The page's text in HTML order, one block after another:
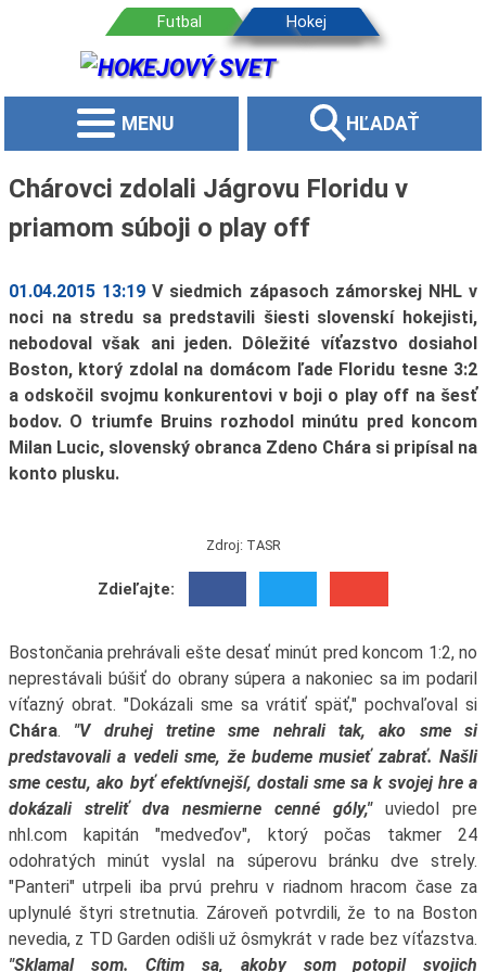
MENU HĽADAŤ
Chárovci zdolali Jágrovu Floridu v
priamom súboji o play off
01.04.2015 13:19 V siedmich zápasoch zámorskej NHL v
noci na stredu sa predstavili šiesti slovenskí hokejisti,
nebodoval však ani jeden. Dôležité víťazstvo dosiahol
Boston, ktorý zdolal na domácom ľade Floridu tesne 3:2
a odskočil svojmu konkurentovi v boji o play off na šesť
bodov. O triumfe Bruins rozhodol minútu pred koncom
Milan Lucic, slovenský obranca Zdeno Chára si pripísal na
konto plusku.
Zdroj: TASR
Zdieľajte:
Bostončania prehrávali ešte desať minút pred koncom 1:2, no
neprestávali búšiť do obrany súpera a nakoniec sa im podaril
víťazný obrat. "Dokázali sme sa vrátiť späť," pochvaľoval si
Chára. "V druhej tretine sme nehrali tak, ako sme si
predstavovali a vedeli sme, že budeme musieť zabrať. Našli
sme cestu, ako byť efektívnejší, dostali sme sa k svojej hre a
dokázali streliť dva nesmierne cenné góly,"uviedol pre
nhl.com kapitán "medveďov", ktorý počas takmer 24
odohratých minút vyslal na súperovu bránku dve strely.
"Panteri" utrpeli iba prvú prehru v riadnom hracom čase za
uplynulé štyri stretnutia. Zároveň potvrdili, že to na Boston
nevedia, z TD Garden odišli už ôsmykrát v rade bez víťazstva.
"Sklamal som. Cítim sa, akoby som potopil svojich